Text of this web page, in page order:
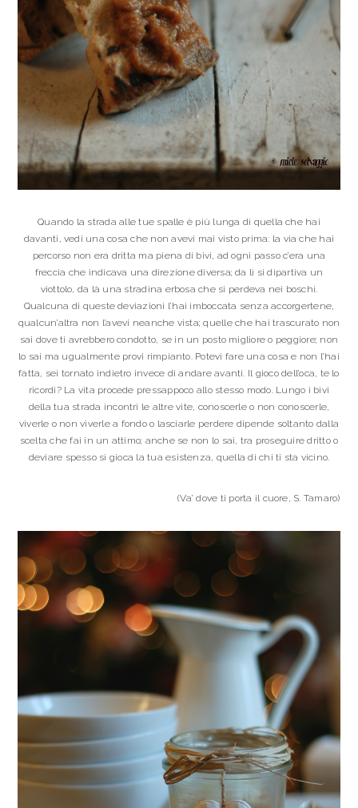
Quando la strada alle tue spalle è più lunga di quella che hai
davanti, vedi una cosa che non avevi mai visto prima: la via che hai
percorso non era dritta ma piena di bivi, ad ogni passo c’era una
freccia che indicava una direzione diversa; da lì si dipartiva un
viottolo, da là una stradina erbosa che si perdeva nei boschi.
Qualcuna di queste deviazioni l’hai imboccata senza accorgertene,
qualcun’altra non l’avevi neanche vista; quelle che hai trascurato non
sai dove ti avrebbero condotto, se in un posto migliore o peggiore; non
lo sai ma ugualmente provi rimpianto. Potevi fare una cosa e non l’hai
fatta, sei tornato indietro invece di andare avanti. Il gioco dell’oca, te lo
ricordi? La vita procede pressappoco allo stesso modo. Lungo i bivi
della tua strada incontri le altre vite, conoscerle o non conoscerle,
viverle o non viverle a fondo o lasciarle perdere dipende soltanto dalla
scelta che fai in un attimo; anche se non lo sai, tra proseguire dritto o
deviare spesso si gioca la tua esistenza, quella di chi ti sta vicino.
(Va’ dove ti porta il cuore, S. Tamaro)